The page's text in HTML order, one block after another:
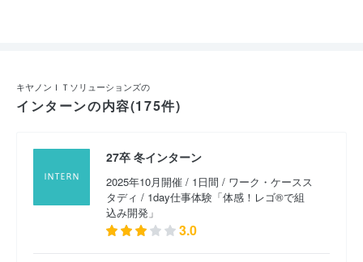
システム構築」 （2025年8月開催）
2026卒 1day仕事体験 （2024年11月開催）
2026卒 1day仕事体験「体験！システム提案で課題解
決」 （2024年11月開催）
キヤノンＩＴソリューションズの
インターンの内容(175件)
27卒 冬インターン
2025年10月開催 / 1日間 / ワーク・ケースス
タディ / 1day仕事体験「体感！レゴ®で組
込み開発」
3.0